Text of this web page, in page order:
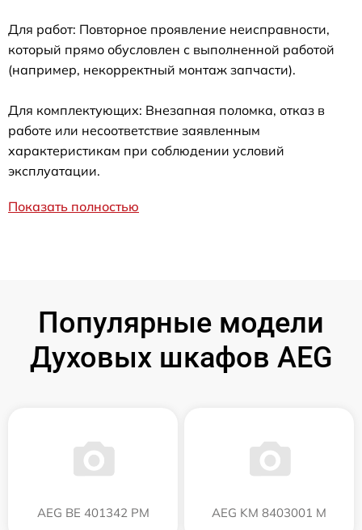
Для работ: Повторное проявление неисправности,
который прямо обусловлен с выполненной работой
(например, некорректный монтаж запчасти).
Для комплектующих: Внезапная поломка, отказ в
работе или несоответствие заявленным
характеристикам при соблюдении условий
эксплуатации.
Показать полностью
Популярные модели
Духовых шкафов AEG
AEG BE 401342 PM AEG KM 8403001 M